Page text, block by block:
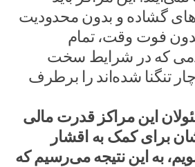
گشاده و بدون محدودیت
بدون فوت وقت، تمام
که در شرایط سخت
تنگنا شده‌اند را برطرف
این مراکز قدرت مالی
برای کمک به اقشار
به این نتیجه می‌رسیم که